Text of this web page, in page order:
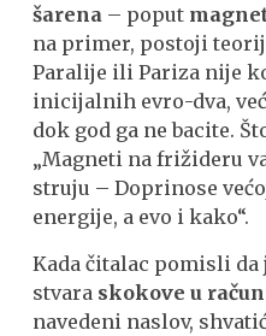
šarena – poput
na primer, postoji
Paralije ili Pariza nije
inicijalnih evro-dva,
dok god ga ne bacite.
„Magneti na frižideru
struju – Doprinose
energije, a evo i kako“.
Kada čitalac pomisli
stvara skokove u
navedeni naslov,